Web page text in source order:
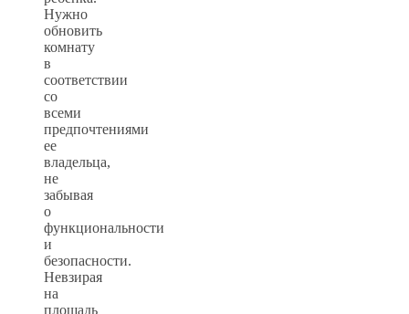
Нужно
обновить
комнату
в
соответствии
со
всеми
предпочтениями
ее
владельца,
не
забывая
о
функциональности
и
безопасности.
Невзирая
на
площадь